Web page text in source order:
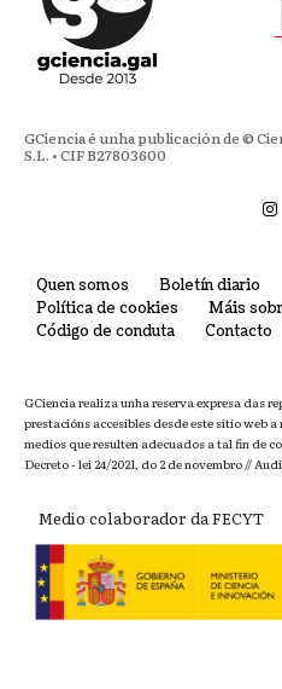
GCiencia é unha publicación de ©
S.L. • CIF B27803600
Quen somos Boletín diario
Política de cookies
Máis
Código de conduta
Contacto
GCiencia realiza unha reserva expresa das
prestacións accesibles desde este sitio web
medios que resulten adecuados a tal fin de
Decreto - lei 24/2021, do 2 de novembro //
Medio colaborador da FECYT